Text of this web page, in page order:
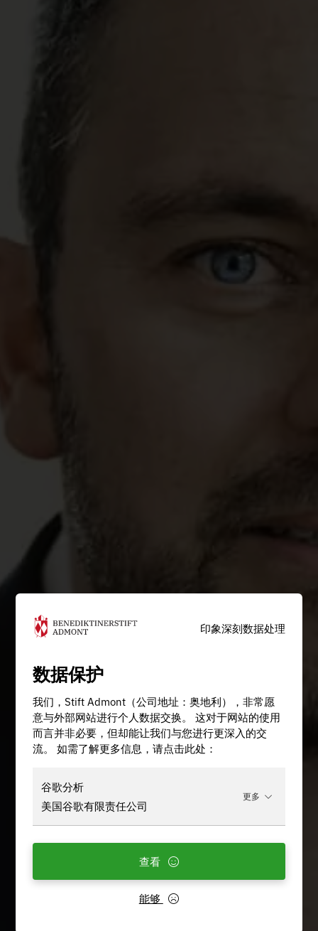
印象深刻数据处理
数据保护
我们，Stift Admont（公司地址：奥地利），非常愿
意与外部网站进行个人数据交换。 这对于网站的使用
而言并非必要，但却能让我们与您进行更深入的交
流。 如需了解更多信息，请点击此处：
谷歌分析
美国谷歌有限责任公司
更多
能够
查看